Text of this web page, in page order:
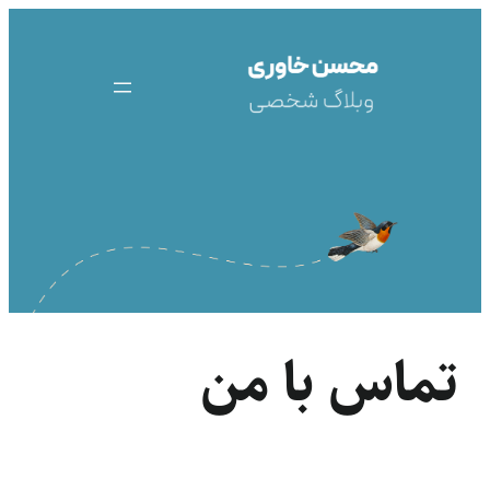
تماس با من